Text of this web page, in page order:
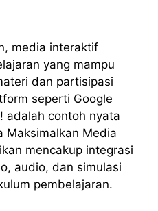
media interaktif
yang mampu
dan partisipasi
seperti Google
adalah contoh nyata
Maksimalkan Media
mencakup integrasi
audio, dan simulasi
pembelajaran.